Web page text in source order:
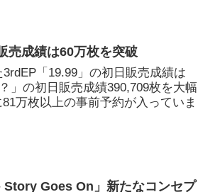
売成績は60万枚を突破
「19.99」の初日販売成績は
」の初日販売成績390,709枚を大幅
万枚以上の事前予約が入っていま